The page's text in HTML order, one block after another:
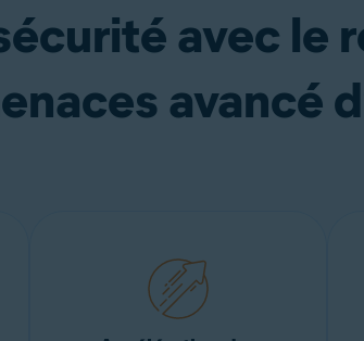
avec le
avancé